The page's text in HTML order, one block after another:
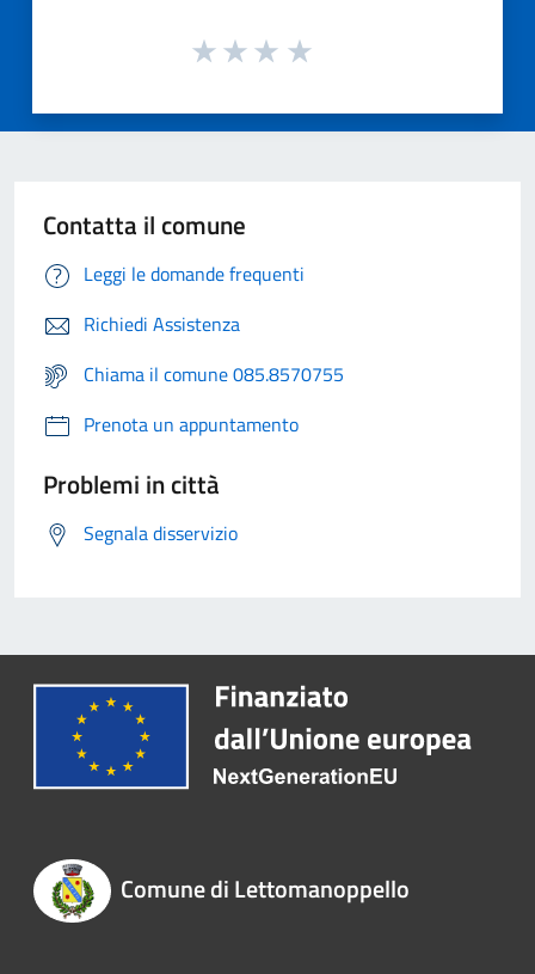
Contatta il comune
Leggi le domande frequenti
Richiedi Assistenza
Chiama il comune 085.8570755
Prenota un appuntamento
Problemi in città
Segnala disservizio
Comune di Lettomanoppello